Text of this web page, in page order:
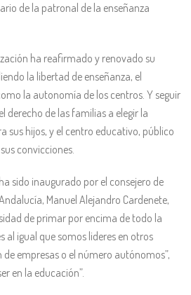
de la patronal de la enseñanza
ha reafirmado y renovado su
la libertad de enseñanza, el
la autonomía de los centros. Y seguir
derecho de las familias a elegir la
sus hijos, y el centro educativo, público
convicciones.
sido inaugurado por el consejero de
Manuel Alejandro Cardenete,
de primar por encima de todo la
al igual que somos lideres en otros
empresas o el número autónomos”,
en la educación”.